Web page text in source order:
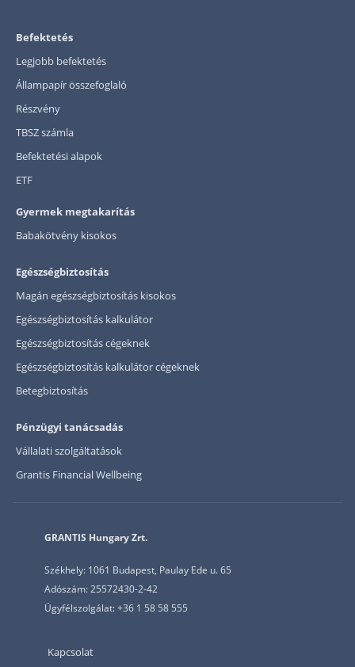
Befektetés
Legjobb befektetés
Állampapír összefoglaló
Részvény
TBSZ számla
Befektetési alapok
ETF
Gyermek megtakarítás
Babakötvény kisokos
Egészségbiztosítás
Magán egészségbiztosítás kisokos
Egészségbiztosítás kalkulátor
Egészségbiztosítás cégeknek
Egészségbiztosítás kalkulátor cégeknek
Betegbiztosítás
Pénzügyi tanácsadás
Vállalati szolgáltatások
Grantis Financial Wellbeing
GRANTIS Hungary Zrt.
Székhely: 1061 Budapest, Paulay Ede u. 65
Adószám: 25572430-2-42
Ügyfélszolgálat: +36 1 58 58 555
Kapcsolat